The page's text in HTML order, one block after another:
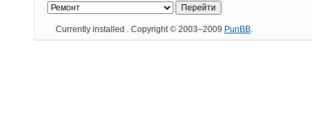
Currently installed . Copyright © 2003–2009 PunBB